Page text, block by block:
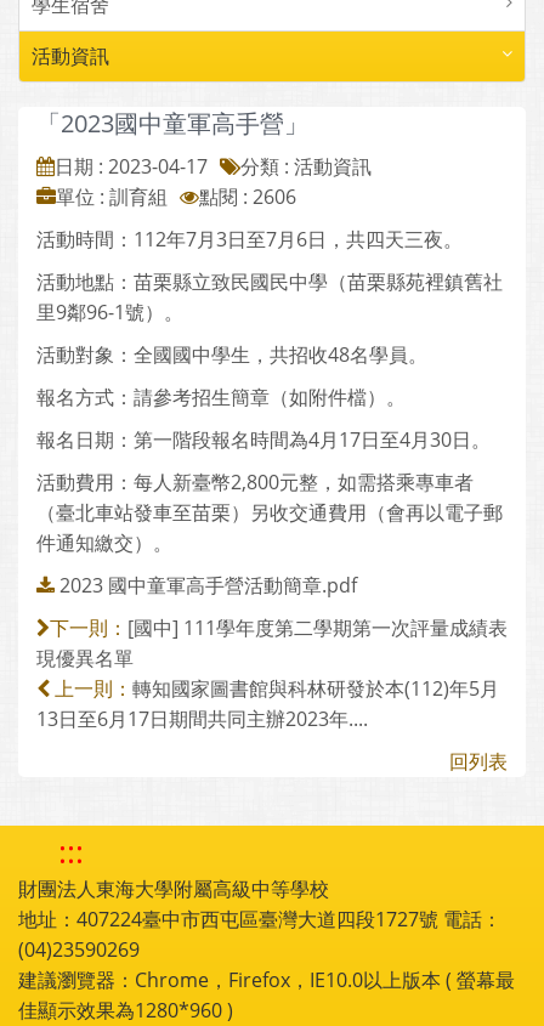
活動資訊
「2023國中童軍高手營」
日期 : 2023-04-17
分類 : 活動資訊
單位 : 訓育組
點閱 : 2606
活動時間：112年7月3日至7月6日，共四天三夜。
活動地點：苗栗縣立致民國民中學（苗栗縣苑裡鎮舊社
里9鄰96-1號）。
活動對象：全國國中學生，共招收48名學員。
報名方式：請參考招生簡章（如附件檔）。
報名日期：第一階段報名時間為4月17日至4月30日。
活動費用：每人新臺幣2,800元整，如需搭乘專車者
（臺北車站發車至苗栗）另收交通費用（會再以電子郵
件通知繳交）。
2023 國中童軍高手營活動簡章.pdf
下一則： [國中] 111學年度第二學期第一次評量成績表
現優異名單
上一則： 轉知國家圖書館與科林研發於本(112)年5月
13日至6月17日期間共同主辦2023年....
回列表
:::
財團法人東海大學附屬高級中等學校
地址：407224臺中市西屯區臺灣大道四段1727號 電話：
(04)23590269
建議瀏覽器：Chrome，Firefox，IE10.0以上版本 ( 螢幕最
佳顯示效果為1280*960 )